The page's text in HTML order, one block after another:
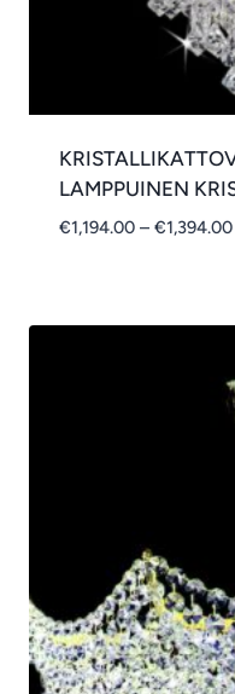
LAMPPUINEN
€1,194.00 – €1,394.00